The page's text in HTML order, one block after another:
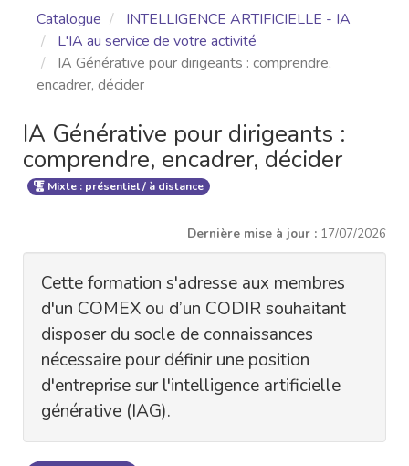
Catalogue
INTELLIGENCE ARTIFICIELLE - IA
L'IA au service de votre activité
IA Générative pour dirigeants : comprendre,
encadrer, décider
IA Générative pour dirigeants :
comprendre, encadrer, décider
Mixte : présentiel / à distance
Dernière mise à jour : 17/07/2026
Cette formation s'adresse aux membres
d'un COMEX ou d’un CODIR souhaitant
disposer du socle de connaissances
nécessaire pour définir une position
d'entreprise sur l'intelligence artificielle
générative (IAG).